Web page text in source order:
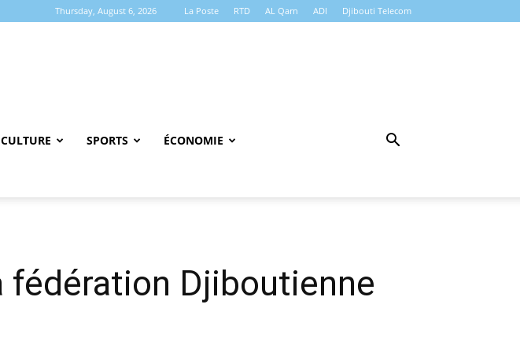
Thursday, August 6, 2026 La Poste RTD AL Qarn ADI Djibouti Telecom
SPORTS ÉCONOMIE
fédération Djiboutienne